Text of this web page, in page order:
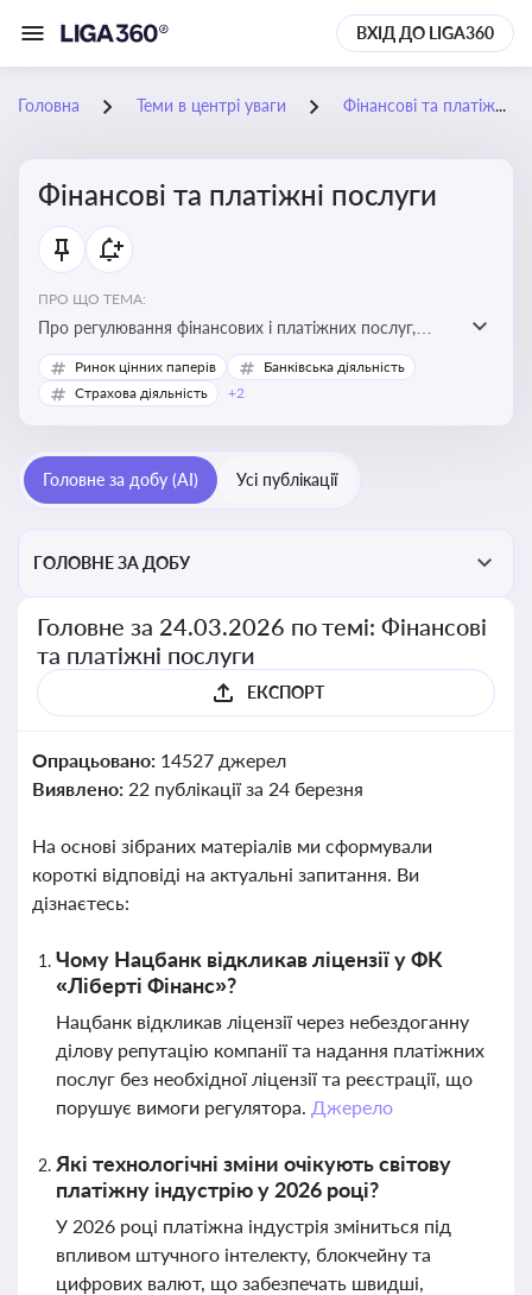
ВХІД ДО LIGA360
Головна Теми в центрі уваги Фінансові та платіжні послуги
Фінансові та платіжні послуги
ПРО ЩО ТЕМА:
Про регулювання фінансових і платіжних послуг,
управління коштами, приймання платежів та
дотримання ліцензійних вимог
Ринок цінних паперів
Банківська діяльність
Страхова діяльність
+2
Головне за добу (AI) Усі публікації
ГОЛОВНЕ ЗА ДОБУ
Головне за 24.03.2026 по темі: Фінансові
та платіжні послуги
ЕКСПОРТ
Опрацьовано: 14527 джерел
Виявлено: 22 публікації за 24 березня
На основі зібраних матеріалів ми сформували
короткі відповіді на актуальні запитання. Ви
дізнаєтесь:
Чому Нацбанк відкликав ліцензії у ФК
«Ліберті Фінанс»?
Нацбанк відкликав ліцензії через небездоганну
ділову репутацію компанії та надання платіжних
послуг без необхідної ліцензії та реєстрації, що
порушує вимоги регулятора. Джерело
Які технологічні зміни очікують світову
платіжну індустрію у 2026 році?
У 2026 році платіжна індустрія зміниться під
впливом штучного інтелекту, блокчейну та
цифрових валют, що забезпечать швидші,